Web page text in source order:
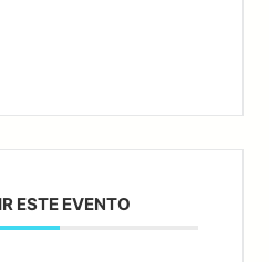
ESTE EVENTO